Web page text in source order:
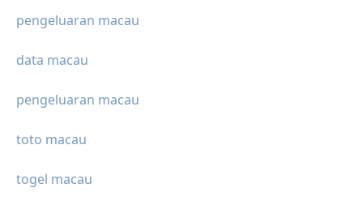
pengeluaran macau
data macau
pengeluaran macau
toto macau
togel macau